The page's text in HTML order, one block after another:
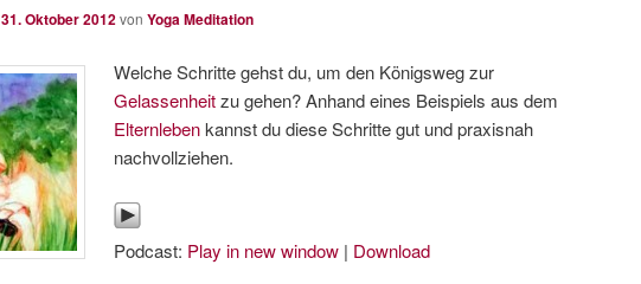
31. Oktober 2012von Yoga Meditation
Welche Schritte gehst du, um den Königsweg zur
Gelassenheitzu gehen? Anhand eines Beispiels aus dem
Elternlebenkannst du diese Schritte gut und praxisnah
nachvollziehen.
Podcast: Play in new window | Download